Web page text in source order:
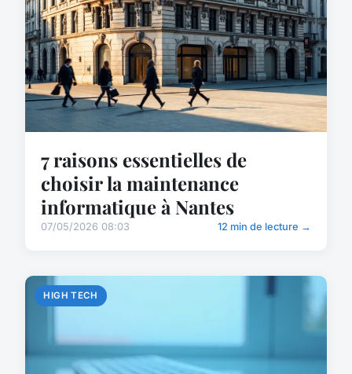
7 raisons essentielles de
choisir la maintenance
informatique à Nantes
07/05/2026 08:03 12 min de lecture →
HIGH TECH